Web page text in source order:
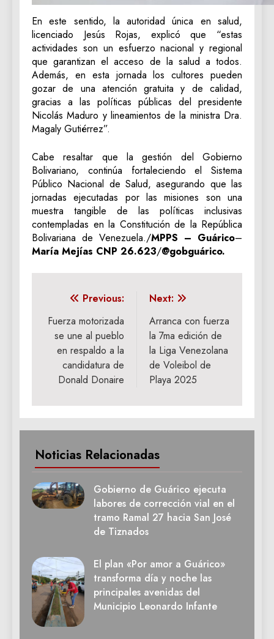
En este sentido, la autoridad única en salud,
licenciado Jesús Rojas, explicó que “estas
actividades son un esfuerzo nacional y regional
que garantizan el acceso de la salud a todos.
Además, en esta jornada los cultores pueden
gozar de una atención gratuita y de calidad,
gracias a las políticas públicas del presidente
Nicolás Maduro y lineamientos de la ministra Dra.
Magaly Gutiérrez”.
Cabe resaltar que la gestión del Gobierno
Bolivariano, continúa fortaleciendo el Sistema
Público Nacional de Salud, asegurando que las
jornadas ejecutadas por las misiones son una
muestra tangible de las políticas inclusivas
contempladas en la Constitución de la República
Bolivariana de Venezuela./MPPS – Guárico–
María Mejías CNP 26.623/@gobguárico.
Navegación
de
entradas
Previous:
Fuerza motorizada
se une al pueblo
en respaldo a la
candidatura de
Donald Donaire
Next:
Arranca con fuerza
la 7ma edición de
la Liga Venezolana
de Voleibol de
Playa 2025
Noticias Relacionadas
Gobierno de Guárico ejecuta
labores de corrección vial en el
tramo Ramal 27 hacia San José
de Tiznados
El plan «Por amor a Guárico»
transforma día y noche las
principales avenidas del
Municipio Leonardo Infante